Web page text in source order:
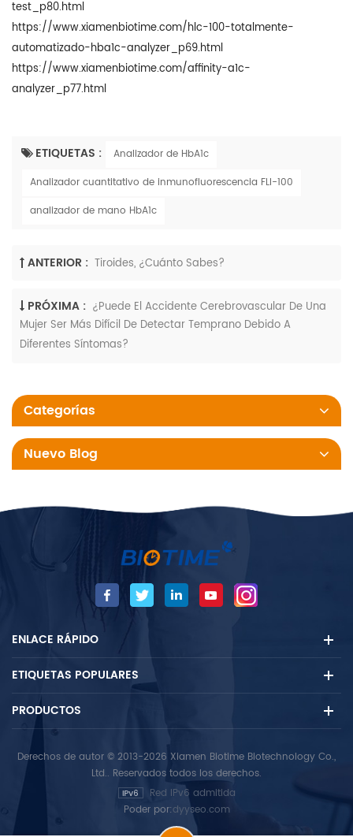
test_p80.html
https://www.xiamenbiotime.com/hlc-100-totalmente-
automatizado-hba1c-analyzer_p69.html
https://www.xiamenbiotime.com/affinity-a1c-
analyzer_p77.html
ETIQUETAS :
Analizador de HbA1c
Analizador cuantitativo de inmunofluorescencia FLI-100
analizador de mano HbA1c
ANTERIOR : Tiroides, ¿cuánto Sabes?
PRÓXIMA : ¿Puede El Accidente Cerebrovascular De Una
Mujer Ser Más Difícil De Detectar Temprano Debido A
Diferentes Síntomas?
Categorías
Nuevo Blog
ENLACE RÁPIDO
ETIQUETAS POPULARES
PRODUCTOS
Derechos de autor © 2013-2026 Xiamen Biotime Biotechnology Co.,
Ltd.. Reservados todos los derechos.
Red IPv6 admitida
Poder por:dyyseo.com